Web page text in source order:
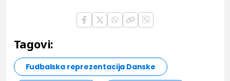
Tagovi:
Fudbalska reprezentacija Danske